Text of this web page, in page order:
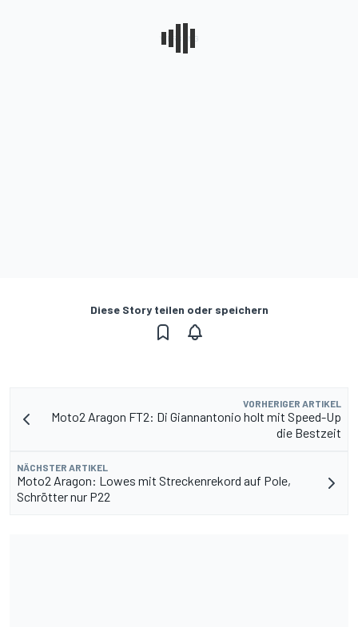
Diese Story teilen oder speichern
VORHERIGER ARTIKEL
Moto2 Aragon FT2: Di Giannantonio holt mit Speed-Up
die Bestzeit
NÄCHSTER ARTIKEL
Moto2 Aragon: Lowes mit Streckenrekord auf Pole,
Schrötter nur P22